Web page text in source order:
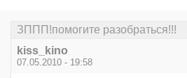
ЗППП!помогите разобраться!!!
kiss_kino
07.05.2010 - 19:58